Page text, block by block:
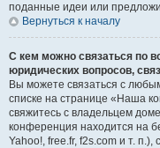
поданные идеи или
Вернуться к началу
С кем можно связаться по
юридических вопросов,
Вы можете связаться с
списке на странице «Наша
свяжитесь с владельцем
конференция находится на
Yahoo!, free.fr, f2s.com и т.